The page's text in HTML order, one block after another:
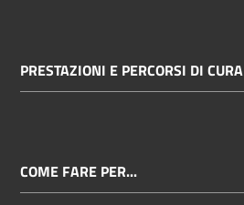
PRESTAZIONI E PERCORSI DI CURA
COME FARE PER...